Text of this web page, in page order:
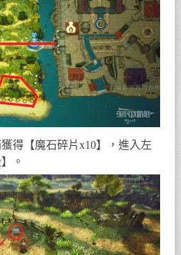
得【魔石碎片x10】，進入左
。